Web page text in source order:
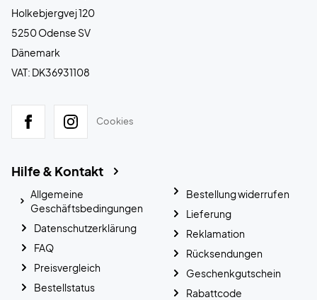
Holkebjergvej 120
5250 Odense SV
Dänemark
VAT: DK36931108
Cookies
Hilfe & Kontakt
Allgemeine
Geschäftsbedingungen
Datenschutzerklärung
FAQ
Preisvergleich
Bestellstatus
Bestellung widerrufen
Lieferung
Reklamation
Rücksendungen
Geschenkgutschein
Rabattcode